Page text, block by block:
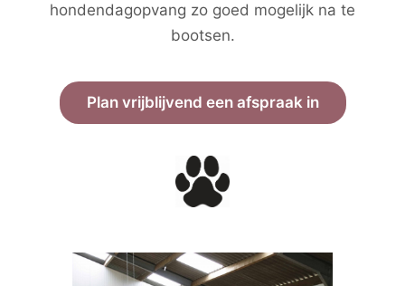
hondendagopvang zo goed mogelijk na te
bootsen.
Plan vrijblijvend een afspraak in